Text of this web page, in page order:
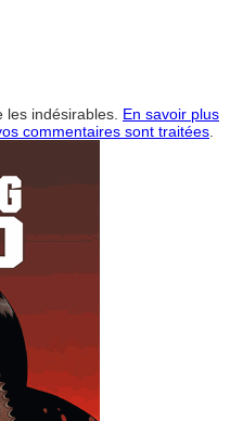
indésirables. En savoir plus
commentaires sont traitées